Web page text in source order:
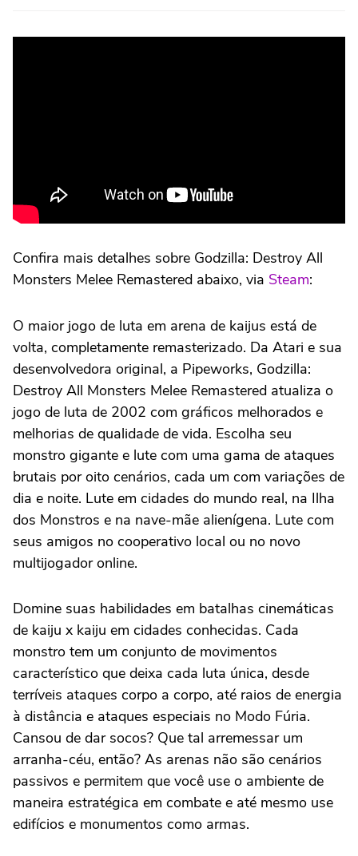
Confira mais detalhes sobre Godzilla: Destroy All
Monsters Melee Remastered abaixo, via Steam:
O maior jogo de luta em arena de kaijus está de
volta, completamente remasterizado. Da Atari e sua
desenvolvedora original, a Pipeworks, Godzilla:
Destroy All Monsters Melee Remastered atualiza o
jogo de luta de 2002 com gráficos melhorados e
melhorias de qualidade de vida. Escolha seu
monstro gigante e lute com uma gama de ataques
brutais por oito cenários, cada um com variações de
dia e noite. Lute em cidades do mundo real, na Ilha
dos Monstros e na nave-mãe alienígena. Lute com
seus amigos no cooperativo local ou no novo
multijogador online.
Domine suas habilidades em batalhas cinemáticas
de kaiju x kaiju em cidades conhecidas. Cada
monstro tem um conjunto de movimentos
característico que deixa cada luta única, desde
terríveis ataques corpo a corpo, até raios de energia
à distância e ataques especiais no Modo Fúria.
Cansou de dar socos? Que tal arremessar um
arranha-céu, então? As arenas não são cenários
passivos e permitem que você use o ambiente de
maneira estratégica em combate e até mesmo use
edifícios e monumentos como armas.